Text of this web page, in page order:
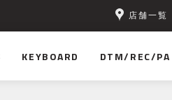
店舗一覧
KEYBOARD DTM/REC/PA